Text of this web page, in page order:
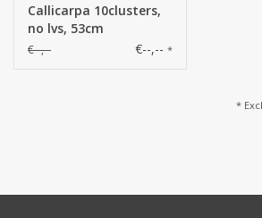
Callicarpa 10clusters,
no lvs, 53cm
€--,-- €--,-- *
*